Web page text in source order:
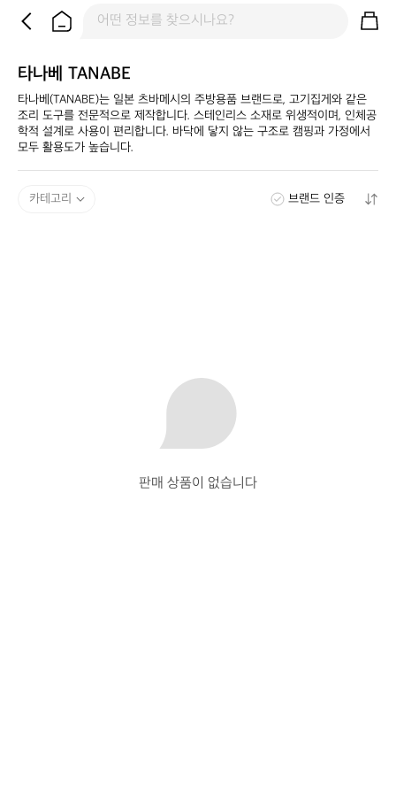
타나베 TANABE
타나베(TANABE)는 일본 츠바메시의 주방용품 브랜드로, 고기집게와 같은
조리 도구를 전문적으로 제작합니다. 스테인리스 소재로 위생적이며, 인체공
학적 설계로 사용이 편리합니다. 바닥에 닿지 않는 구조로 캠핑과 가정에서
모두 활용도가 높습니다.
카테고리 브랜드 인증
판매 상품이 없습니다